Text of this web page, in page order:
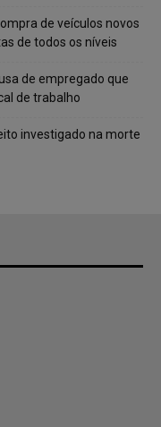
de veículos novos
de todos os níveis
de empregado que
de trabalho
investigado na morte